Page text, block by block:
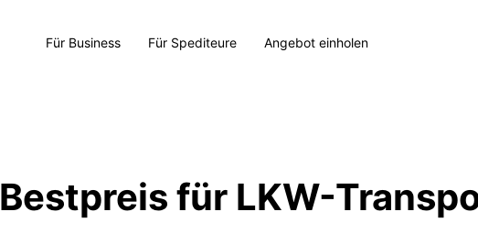
Für Business Für Spediteure Angebot einholen
Bestpreis für LKW-